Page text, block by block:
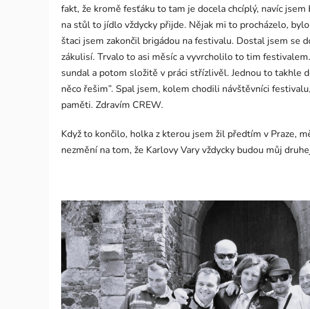
fakt, že kromě fesťáku to tam je docela chcíplý, navíc
na stůl to jídlo vždycky přijde. Nějak mi to procházelo,
štaci jsem zakončil brigádou na festivalu. Dostal jsem se
zákulisí. Trvalo to asi měsíc a vyvrcholilo to tim
sundal a potom složitě v práci střízlivěl. Jednou to takhle
něco řešim”. Spal jsem, kolem chodili návštěvníci
paměti. Zdravím CREW.
Když to končilo, holka z kterou jsem žil předtím v Praze,
nezmění na tom, že Karlovy Vary vždycky budou můj